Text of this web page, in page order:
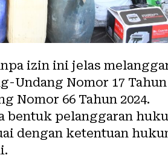
izin ini jelas
Nomor 17 Tahun
Nomor 66 Tahun 2024.
bentuk pelanggaran
dengan ketentuan